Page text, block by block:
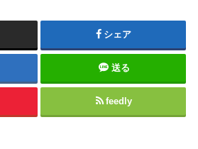
シェア
送る
feedly